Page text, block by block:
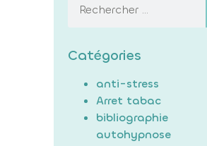
Catégories
anti-stress
Arret tabac
bibliographie
autohypnose